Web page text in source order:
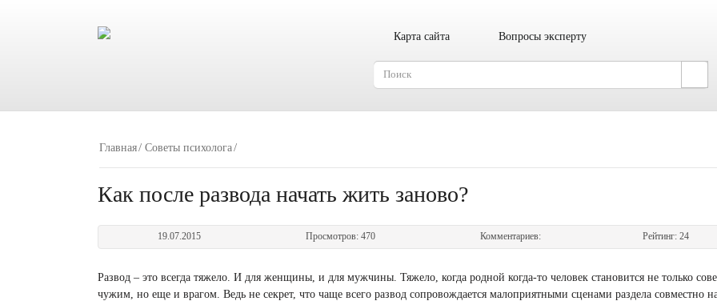
Карта сайта Вопросы эксперту
Главная Советы психолога
Как после развода начать жить заново?
19.07.2015 Просмотров: 470 Комментариев: Рейтинг: 24
Развод – это всегда тяжело. И для женщины, и для мужчины. Тяжело, когда родной когда-то человек становится не только
чужим, но еще и врагом. Ведь не секрет, что чаще всего развод сопровождается малоприятными сценами раздела совместно